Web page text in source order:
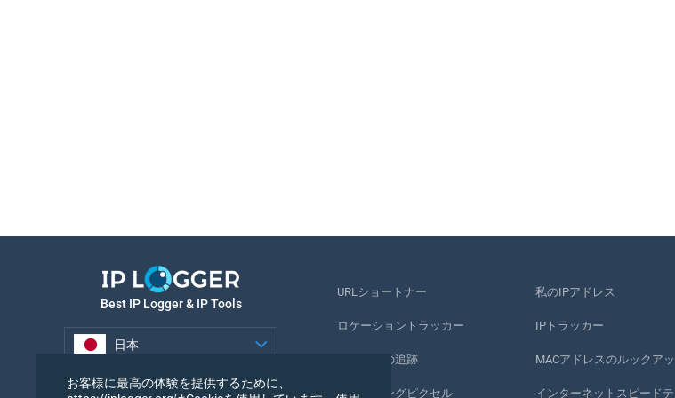
Best IP Logger & IP Tools
日本
日本
URLショートナー
ロケーショントラッカー
電話番号の追跡
トラッキングピクセル
私のIPアドレス
IPトラッカー
MACアドレスのルックア
インターネットスピードテ
お客様に最高の体験を提供するために、